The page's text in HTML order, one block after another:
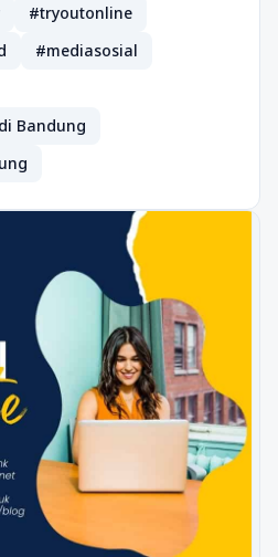
#tryoutonline
#mediasosial
Bandung